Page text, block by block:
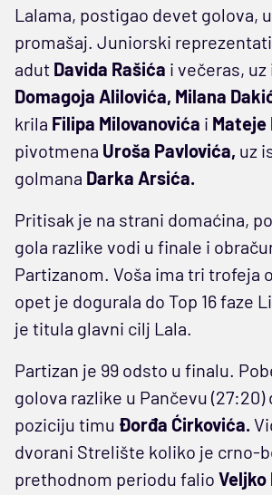
Lalama, postigao devet golova,
promašaj. Juniorski
adut Davida Rašića i večeras,
Domagoja Alilovića, Milana
krila Filipa Milovanovića i Mateje
pivotmena Uroša Pavlovića, uz
golmana Darka Arsića.
Pritisak je na strani domaćina,
gola razlike vodi u finale i
Partizanom. Voša ima tri trofeja
opet je dogurala do Top 16 faze
je titula glavni cilj Lala.
Partizan je 99 odsto u finalu.
golova razlike u Pančevu (27:20)
poziciju timu Đorđa Ćirkovića.
dvorani Strelište koliko je crno-
prethodnom periodu falio Veljko